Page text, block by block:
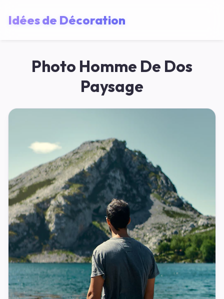
Idées de Décoration
Photo Homme De Dos
Paysage